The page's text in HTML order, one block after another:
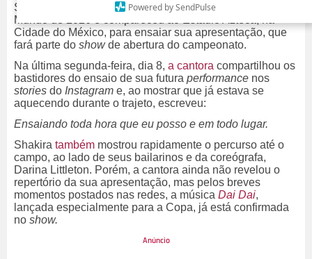
Powered by SendPulse
Shakira já começou os preparativos para a Copa do
Mundo de 2026 e compareceu ao Estádio Azteca, na
Cidade do México, para ensaiar sua apresentação, que
fará parte do showde abertura do campeonato.
Na última segunda-feira, dia 8, a cantora compartilhou os
bastidores do ensaio de sua futura performance nos
stories do Instagram e, ao mostrar que já estava se
aquecendo durante o trajeto, escreveu:
Ensaiando toda hora que eu posso e em todo lugar.
Shakira também mostrou rapidamente o percurso até o
campo, ao lado de seus bailarinos e da coreógrafa,
Darina Littleton. Porém, a cantora ainda não revelou o
repertório da sua apresentação, mas pelos breves
momentos postados nas redes, a música Dai Dai,
lançada especialmente para a Copa, já está confirmada
no show.